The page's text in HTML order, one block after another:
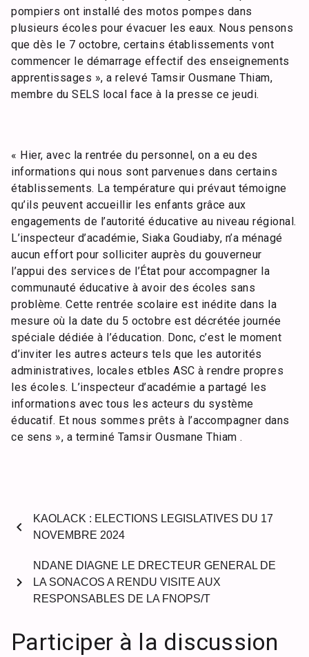
pompiers ont installé des motos pompes dans
plusieurs écoles pour évacuer les eaux. Nous pensons
que dès le 7 octobre, certains établissements vont
commencer le démarrage effectif des enseignements
apprentissages », a relevé Tamsir Ousmane Thiam,
membre du SELS local face à la presse ce jeudi.
« Hier, avec la rentrée du personnel, on a eu des
informations qui nous sont parvenues dans certains
établissements. La température qui prévaut témoigne
qu’ils peuvent accueillir les enfants grâce aux
engagements de l’autorité éducative au niveau régional.
L’inspecteur d’académie, Siaka Goudiaby, n’a ménagé
aucun effort pour solliciter auprès du gouverneur
l’appui des services de l’État pour accompagner la
communauté éducative à avoir des écoles sans
problème. Cette rentrée scolaire est inédite dans la
mesure où la date du 5 octobre est décrétée journée
spéciale dédiée à l’éducation. Donc, c’est le moment
d’inviter les autres acteurs tels que les autorités
administratives, locales etbles ASC à rendre propres
les écoles. L’inspecteur d’académie a partagé les
informations avec tous les acteurs du système
éducatif. Et nous sommes prêts à l’accompagner dans
ce sens », a terminé Tamsir Ousmane Thiam .
chevron_left
KAOLACK : ELECTIONS LEGISLATIVES DU 17
NOVEMBRE 2024
NDANE DIAGNE LE DRECTEUR GENERAL DE
LA SONACOS A RENDU VISITE AUX
RESPONSABLES DE LA FNOPS/T
chevron_right
Participer à la discussion